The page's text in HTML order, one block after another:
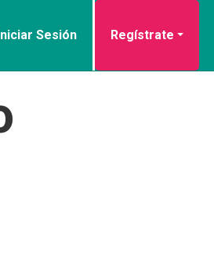
Sesión Regístrate